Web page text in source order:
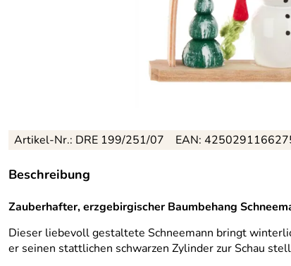
Artikel-Nr.: DRE 199/251/07 EAN:
Beschreibung
Zauberhafter, erzgebirgischer Baumbehang
Dieser liebevoll gestaltete Schneemann bringt
er seinen stattlichen schwarzen Zylinder zur Schau